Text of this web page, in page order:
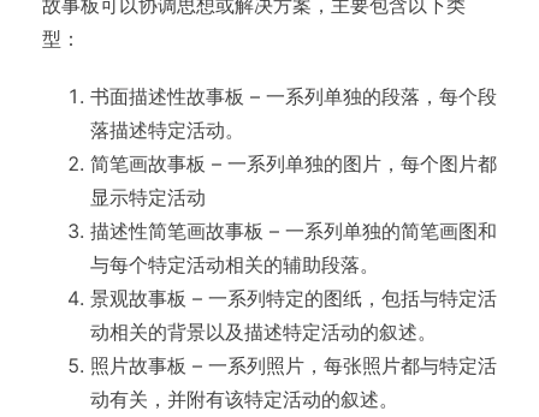
型：
书面描述性故事板 – 一系列单独的段落，每个段
落描述特定活动。
简笔画故事板 – 一系列单独的图片，每个图片都
显示特定活动
描述性简笔画故事板 – 一系列单独的简笔画图和
与每个特定活动相关的辅助段落。
景观故事板 – 一系列特定的图纸，包括与特定活
动相关的背景以及描述特定活动的叙述。
照片故事板 – 一系列照片，每张照片都与特定活
动有关，并附有该特定活动的叙述。